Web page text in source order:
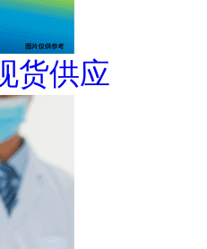
货供应